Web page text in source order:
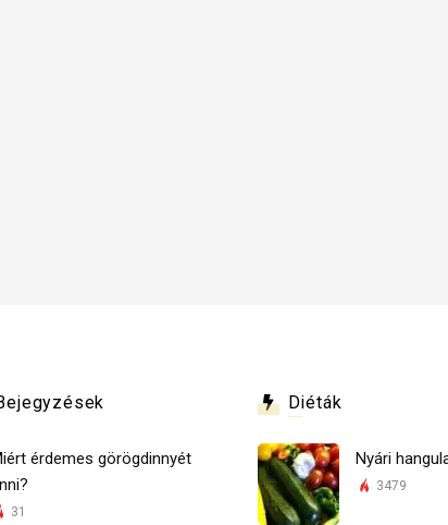
érdemes görögdinnyét
31
Diéták
Nyári
3479